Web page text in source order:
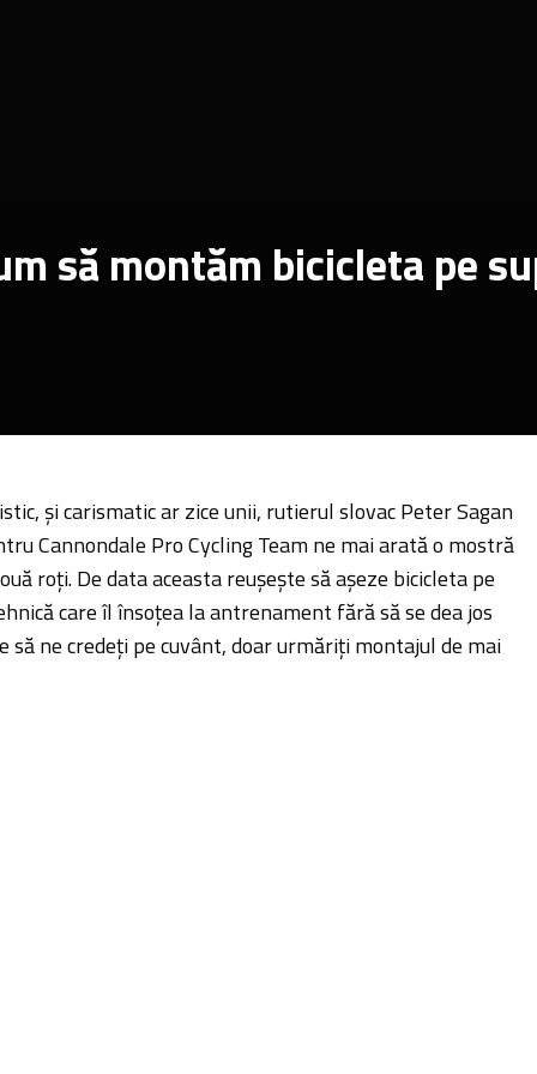
să montăm bicicleta pe
și carismatic ar zice unii, rutierul slovac Peter Sagan
Cannondale Pro Cycling Team ne mai arată o mostră
roți. De data aceasta reușește să așeze bicicleta pe
care îl însoțea la antrenament fără să se dea jos
să ne credeți pe cuvânt, doar urmăriți montajul de mai